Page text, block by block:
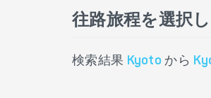
往路旅程を選択
検索結果 Kyoto から